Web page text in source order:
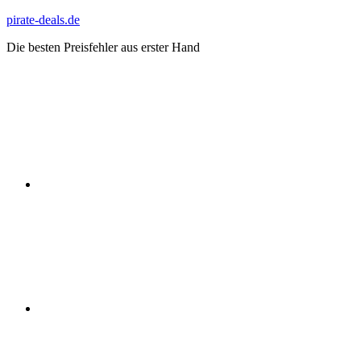
Zum
springen
pirate-deals.de
Die besten Preisfehler aus erster Hand